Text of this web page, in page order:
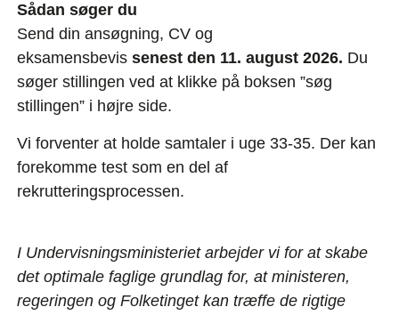
Sådan søger du
Send din ansøgning, CV og
eksamensbevis senest den 11. august 2026. Du
søger stillingen ved at klikke på boksen ”søg
stillingen” i højre side.
Vi forventer at holde samtaler i uge 33-35. Der kan
forekomme test som en del af
rekrutteringsprocessen.
I Undervisningsministeriet arbejder vi for at skabe
det optimale faglige grundlag for, at ministeren,
regeringen og Folketinget kan træffe de rigtige